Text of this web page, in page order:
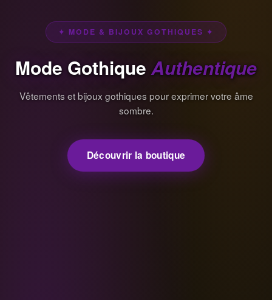
✦ MODE & BIJOUX GOTHIQUES ✦
Mode Gothique Authentique
Vêtements et bijoux gothiques pour exprimer votre âme
sombre.
Découvrir la boutique